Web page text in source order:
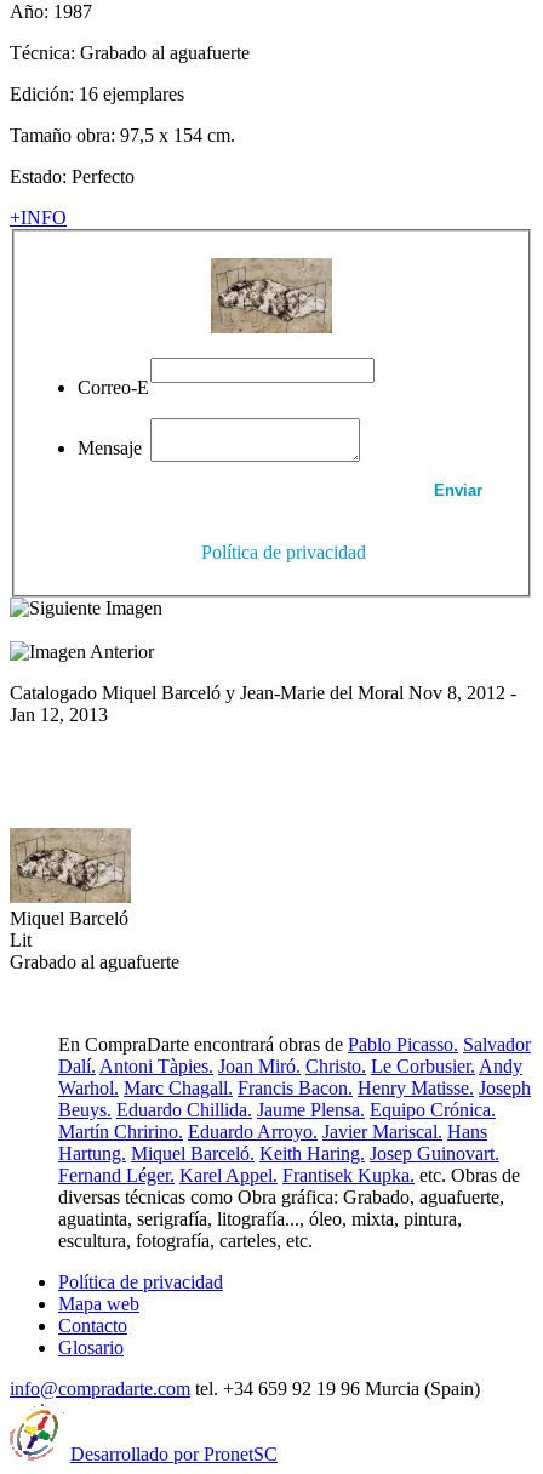
Año: 1987
Técnica: Grabado al aguafuerte
Edición: 16 ejemplares
Tamaño obra: 97,5 x 154 cm.
Estado: Perfecto
+INFO
Correo-E
Mensaje
Política de privacidad
Catalogado Miquel Barceló y Jean-Marie del Moral Nov 8, 2012 -
Jan 12, 2013
Miquel Barceló
Lit
Grabado al aguafuerte
En CompraDarte encontrará obras de Pablo Picasso. Salvador
Dalí. Antoni Tàpies. Joan Miró. Christo. Le Corbusier. Andy
Warhol. Marc Chagall. Francis Bacon. Henry Matisse. Joseph
Beuys. Eduardo Chillida. Jaume Plensa. Equipo Crónica.
Martín Chririno. Eduardo Arroyo. Javier Mariscal. Hans
Hartung. Miquel Barceló. Keith Haring. Josep Guinovart.
Fernand Léger. Karel Appel. Frantisek Kupka. etc. Obras de
diversas técnicas como Obra gráfica: Grabado, aguafuerte,
aguatinta, serigrafía, litografía..., óleo, mixta, pintura,
escultura, fotografía, carteles, etc.
Política de privacidad
Mapa web
Contacto
Glosario
info@compradarte.com tel. +34 659 92 19 96 Murcia (Spain)
Desarrollado por PronetSC